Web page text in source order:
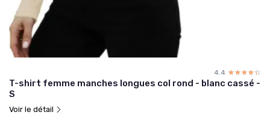
4.4 ☆☆☆☆☆
★★★★★
T-shirt femme manches longues col rond - blanc cassé -
S
Voir le détail